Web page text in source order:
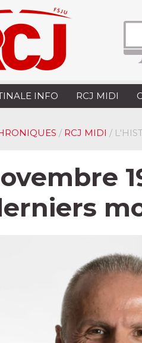
INFO RCJ MIDI
/ RCJ MIDI /